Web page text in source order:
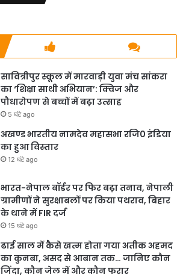
सावित्रीपुर स्कूल में मारवाड़ी युवा मंच सांकरा
का ‘शिक्षा साथी अभियान’: क्विज और
पौधारोपण से बच्चों में बढ़ा उत्साह
5 घंटे ago
अखण्ड भारतीय नामदेव महासभा रजि0 इंडिया
का हुआ विस्तार
12 घंटे ago
भारत-नेपाल बॉर्डर पर फिर बढ़ा तनाव, नेपाली
ग्रामीणों ने सुरक्षाबलों पर किया पथराव, बिहार
के थाने में FIR दर्ज
15 घंटे ago
ढाई साल में कैसे खत्म होता गया अतीक अहमद
का कुनबा, असद से आबान तक… जानिए कौन
जिंदा, कौन जेल में और कौन फरार